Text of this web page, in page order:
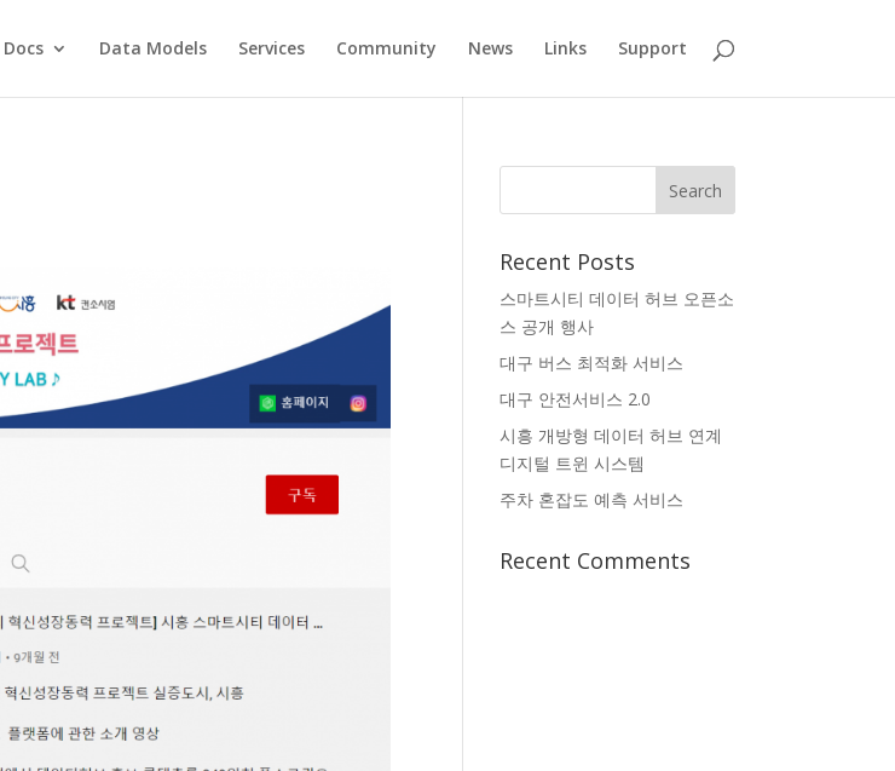
Docs Data Models Services Community News Links Support
Recent Posts
스마트시티 데이터 허브 오픈소
스 공개 행사
대구 버스 최적화 서비스
대구 안전서비스 2.0
시흥 개방형 데이터 허브 연계
디지털 트윈 시스템
주차 혼잡도 예측 서비스
Recent Comments